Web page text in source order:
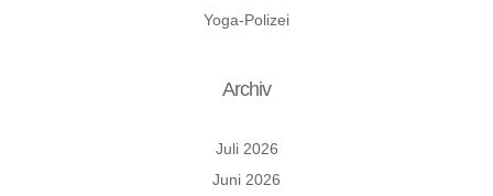
Yoga-Polizei
Archiv
Juli 2026
Juni 2026